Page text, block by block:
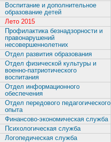
Воспитание и дополнительное
образование детей
Лето 2015
Профилактика безнадзорности и
правонарушений
несовершеннолетних
Отдел развития образования
Отдел физической культуры и
военно-патриотического
воспитания
Отдел информационного
обеспечения
Отдел передового педагогического
опыта
Финансово-экономическая служба
Психологическая служба
Логопедическая служба